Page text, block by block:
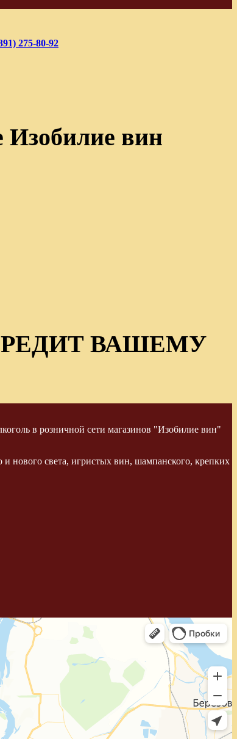
275-80-92
Изобилие вин
ВАШЕМУ
в розничной сети магазинов "Изобилие вин"
нового света, игристых вин, шампанского, крепких